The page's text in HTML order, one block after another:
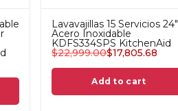
Lavavajillas 15 Servicios 24"
Acero Inoxidable
KDFS334SPS KitchenAid
$22,999.00$17,805.68
Add to cart